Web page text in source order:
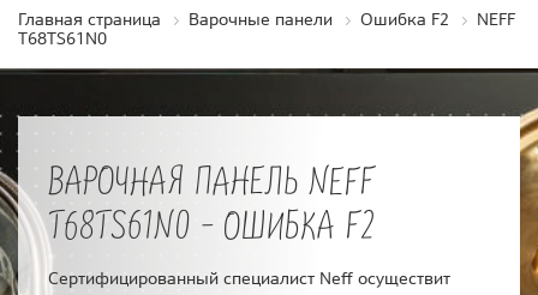
Главная страница Варочные панели Ошибка F2
NEFF
T68TS61N0
ВАРОЧНАЯ ПАНЕЛЬ NEFF
T68TS61N0 - ОШИБКА F2
Сертифицированный специалист Neff осуществит